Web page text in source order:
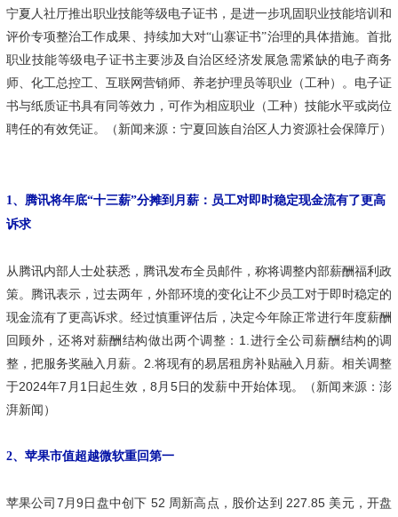
宁夏人社厅推出职业技能等级电子证书，是进一步巩固职业技能培训和
评价专项整治工作成果、持续加大对“山寨证书”治理的具体措施。首批
职业技能等级电子证书主要涉及自治区经济发展急需紧缺的电子商务
师、化工总控工、互联网营销师、养老护理员等职业（工种）。电子证
书与纸质证书具有同等效力，可作为相应职业（工种）技能水平或岗位
聘任的有效凭证。（新闻来源：宁夏回族自治区人力资源社会保障厅）
1、腾讯将年底“十三薪”分摊到月薪：员工对即时稳定现金流有了更高
诉求
从腾讯内部人士处获悉，腾讯发布全员邮件，称将调整内部薪酬福利政
策。腾讯表示，过去两年，外部环境的变化让不少员工对于即时稳定的
现金流有了更高诉求。经过慎重评估后，决定今年除正常进行年度薪酬
回顾外，还将对薪酬结构做出两个调整：1.进行全公司薪酬结构的调
整，把服务奖融入月薪。2.将现有的易居租房补贴融入月薪。相关调整
于2024年7月1日起生效，8月5日的发薪中开始体现。（新闻来源：澎
湃新闻）
2、苹果市值超越微软重回第一
苹果公司7月9日盘中创下 52 周新高点，股价达到 227.85 美元，开盘